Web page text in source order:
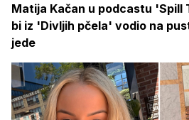
Matija Kačan u podcastu 'Spill
bi iz 'Divljih pčela' vodio na
jede